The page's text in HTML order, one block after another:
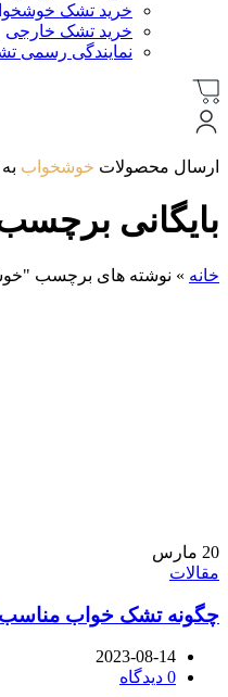
خرید تشک
خرید تشک خارجی
نمایندگی رسمی
ارسال محصولات خوشخواب
بایگانی
خانه » نوشته های برچسب
20 مارس
مقالات
چگونه تشک خواب مناسب
2023-08-14
0 دیدگاه